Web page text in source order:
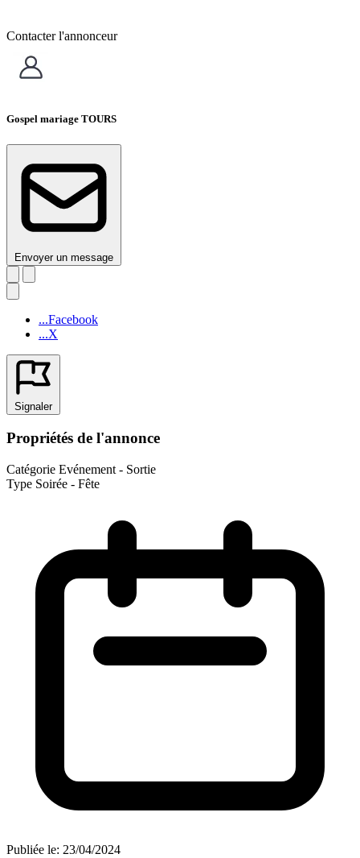
Contacter l'annonceur
Gospel mariage TOURS
Envoyer un message
...Facebook
...X
Signaler
Propriétés de l'annonce
Catégorie Evénement - Sortie
Type Soirée - Fête
Publiée le: 23/04/2024